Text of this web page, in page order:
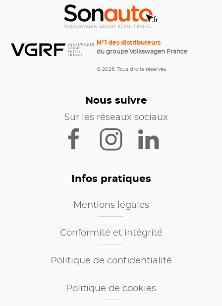
N°1 des distributeurs
du groupe Volkswagen France
© 2026. Tous droits réservés.
Nous suivre
Sur les réseaux sociaux
Infos pratiques
Mentions légales
Conformité et intégrité
Politique de confidentialité
Politique de cookies